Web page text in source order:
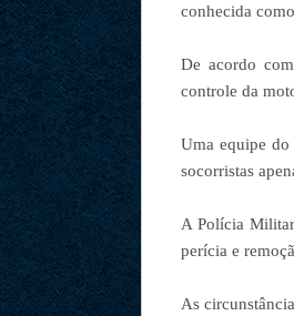
conhecida
De acordo
controle da
Uma equipe
socorristas
A Polícia Militar
perícia e
As